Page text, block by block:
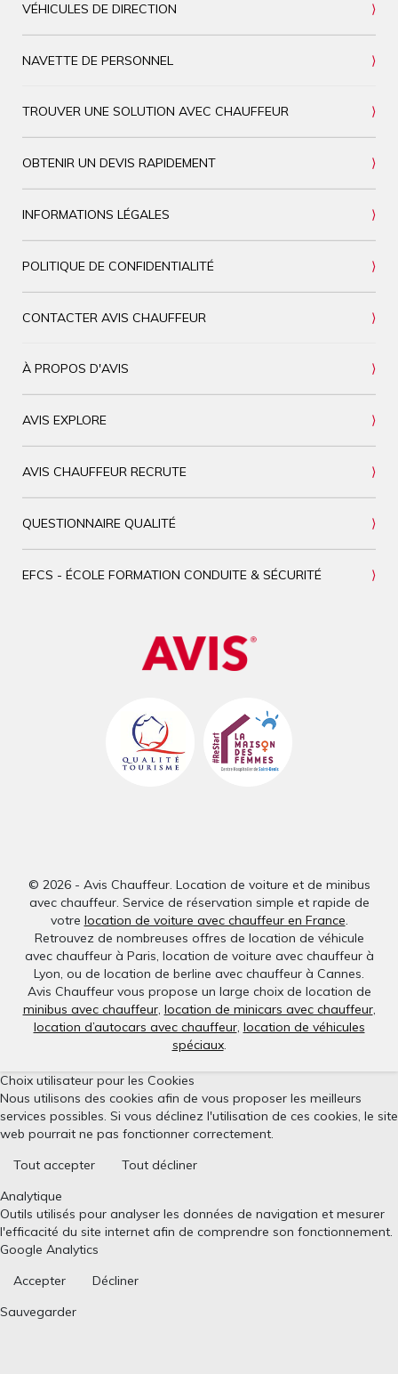
VÉHICULES DE DIRECTION
NAVETTE DE PERSONNEL
TROUVER UNE SOLUTION AVEC CHAUFFEUR
OBTENIR UN DEVIS RAPIDEMENT
INFORMATIONS LÉGALES
POLITIQUE DE CONFIDENTIALITÉ
CONTACTER AVIS CHAUFFEUR
À PROPOS D'AVIS
AVIS EXPLORE
AVIS CHAUFFEUR RECRUTE
QUESTIONNAIRE QUALITÉ
EFCS - ÉCOLE FORMATION CONDUITE & SÉCURITÉ
© 2026 - Avis Chauffeur. Location de voiture et de minibus
avec chauffeur. Service de réservation simple et rapide de
votre location de voiture avec chauffeur en France.
Retrouvez de nombreuses offres de location de véhicule
avec chauffeur à Paris, location de voiture avec chauffeur à
Lyon, ou de location de berline avec chauffeur à Cannes.
Avis Chauffeur vous propose un large choix de location de
minibus avec chauffeur, location de minicars avec chauffeur,
location d’autocars avec chauffeur, location de véhicules
spéciaux.
Choix utilisateur pour les Cookies
Nous utilisons des cookies afin de vous proposer les meilleurs
services possibles. Si vous déclinez l'utilisation de ces cookies, le site
web pourrait ne pas fonctionner correctement.
Tout accepter
Tout décliner
Analytique
Outils utilisés pour analyser les données de navigation et mesurer
l'efficacité du site internet afin de comprendre son fonctionnement.
Google Analytics
Accepter
Décliner
Sauvegarder